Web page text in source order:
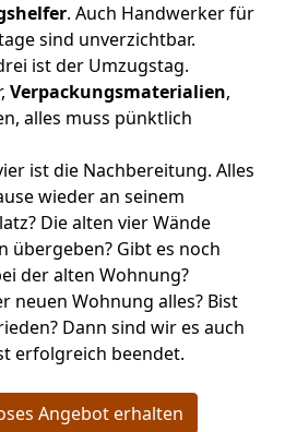
. Auch Handwerker für
sind unverzichtbar.
ist der Umzugstag.
Verpackungsmaterialien,
alles muss pünktlich
ist die Nachbereitung. Alles
wieder an seinem
Die alten vier Wände
übergeben? Gibt es noch
der alten Wohnung?
neuen Wohnung alles? Bist
Dann sind wir es auch
erfolgreich beendet.
Angebot erhalten